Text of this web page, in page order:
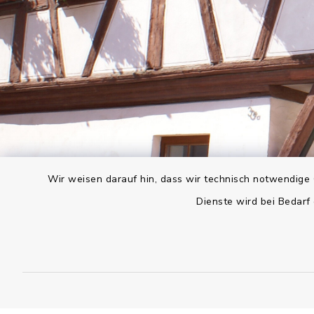
Wir weisen darauf hin, dass wir technisch
Dienste wird bei